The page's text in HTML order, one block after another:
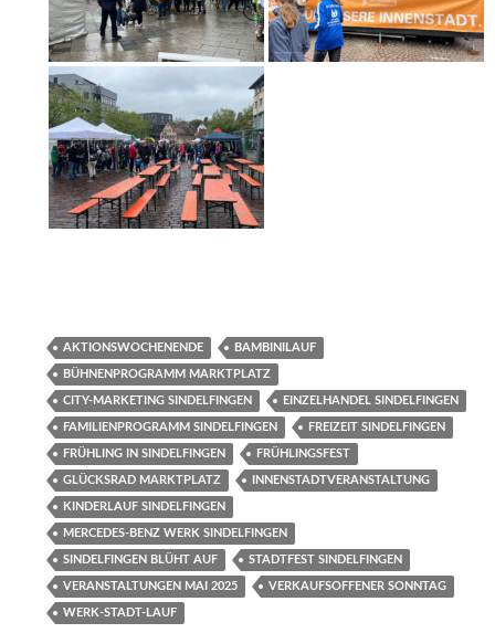
AKTIONSWOCHENENDE BAMBINILAUF
BÜHNENPROGRAMM MARKTPLATZ
CITY-MARKETING SINDELFINGEN EINZELHANDEL SINDELFINGEN
FAMILIENPROGRAMM SINDELFINGEN FREIZEIT SINDELFINGEN
FRÜHLING IN SINDELFINGEN FRÜHLINGSFEST
GLÜCKSRAD MARKTPLATZ INNENSTADTVERANSTALTUNG
KINDERLAUF SINDELFINGEN
MERCEDES-BENZ WERK SINDELFINGEN
SINDELFINGEN BLÜHT AUF STADTFEST SINDELFINGEN
VERANSTALTUNGEN MAI 2025 VERKAUFSOFFENER SONNTAG
WERK-STADT-LAUF